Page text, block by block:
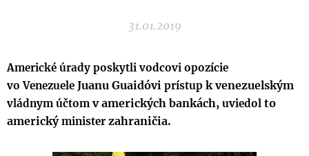
31.01.2019
Americké úrady poskytli vodcovi opozície
voVenezuele Juanu Guaidóvi prístup k venezuelským
vládnym účtomv amerických bankách, uviedol to
americkýminister zahraničia.